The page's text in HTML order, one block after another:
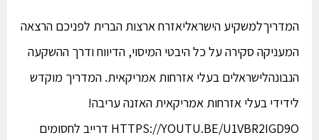
המדריךלמשקיע הישראליאזרח ארצות הברית לפניכם הרצאה
המעניקה סקירה על כל היבטי המיסוי, הדיווח ודרך ההשקעה
הנבונהלישראלים בעלי אזרחות אמריקאית. המדריך מוקדש
לידידי בעלי אזרחות אמריקאית האזנה עריבה!
HTTPS://YOUTU.BE/U1VBR2IGD9O דרייב לחסומים